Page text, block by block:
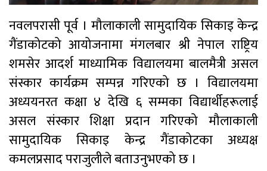
नवलपरासी पूर्व । मौलाकाली सामुदायिक सिकाइ केन्द्र
गैंडाकोटको आयोजनामा मंगलबार श्री नेपाल राष्ट्रिय
शमसेर आदर्श माध्यामिक विद्यालयमा बालमैत्री असल
संस्कार कार्यक्रम सम्पन्न गरिएको छ । विद्यालयमा
अध्ययनरत कक्षा ४ देखि ६ सम्मका विद्यार्थीहरूलाई
असल संस्कार शिक्षा प्रदान गरिएको मौलाकाली
सामुदायिक सिकाइ केन्द्र गैंडाकोटका अध्यक्ष
कमलप्रसाद पराजुलीले बताउनुभएको छ ।